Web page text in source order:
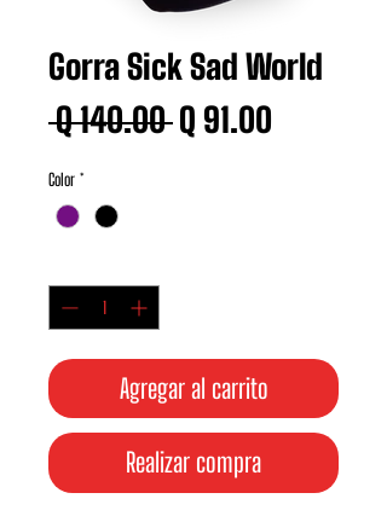
Gorra Sick Sad World
Q 140.00 Precio
Q 91.00
Color *
Agregar al carrito
Realizar compra